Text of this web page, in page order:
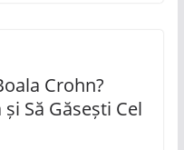
Crohn?
Să Găsești Cel